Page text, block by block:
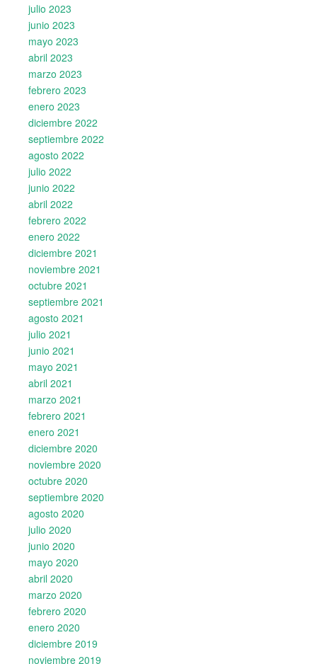
julio 2023
junio 2023
mayo 2023
abril 2023
marzo 2023
febrero 2023
enero 2023
diciembre 2022
septiembre 2022
agosto 2022
julio 2022
junio 2022
abril 2022
febrero 2022
enero 2022
diciembre 2021
noviembre 2021
octubre 2021
septiembre 2021
agosto 2021
julio 2021
junio 2021
mayo 2021
abril 2021
marzo 2021
febrero 2021
enero 2021
diciembre 2020
noviembre 2020
octubre 2020
septiembre 2020
agosto 2020
julio 2020
junio 2020
mayo 2020
abril 2020
marzo 2020
febrero 2020
enero 2020
diciembre 2019
noviembre 2019